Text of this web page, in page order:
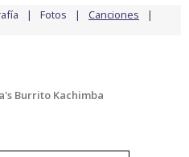
Fotos Canciones
Burrito Kachimba